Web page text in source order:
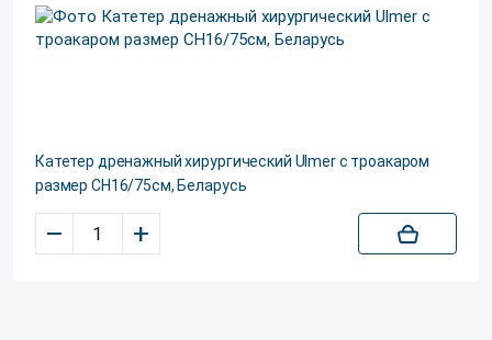
Катетер дренажный хирургический Ulmer с троакаром
размер CH16/75см, Беларусь
– +